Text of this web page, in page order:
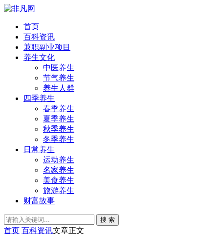
首页
百科资讯
兼职副业项目
养生文化
中医养生
节气养生
养生人群
四季养生
春季养生
夏季养生
秋季养生
冬季养生
日常养生
运动养生
名家养生
美食养生
旅游养生
财富故事
搜 索
首页 百科资讯文章正文